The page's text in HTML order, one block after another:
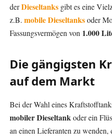
derDieseltanks gibt es eine
z.B. mobile Dieseltanksoder
Fassungsvermögen von 1.000
Die gängigsten
auf dem Markt
Bei der Wahl eines
mobiler Dieseltankoder ein
an einen Lieferanten zu wenden,